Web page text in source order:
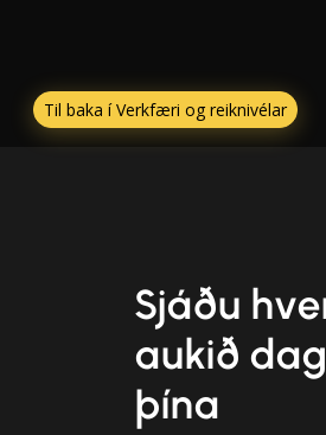
Til baka í Verkfæri og reiknivélar
Sjáðu
aukið
þína